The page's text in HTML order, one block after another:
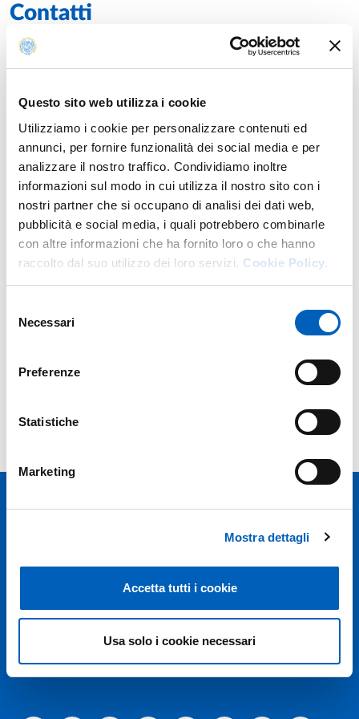
Questo sito web utilizza i cookie
Utilizziamo i cookie per personalizzare contenuti ed
annunci, per fornire funzionalità dei social media e per
analizzare il nostro traffico. Condividiamo inoltre
informazioni sul modo in cui utilizza il nostro sito con i
nostri partner che si occupano di analisi dei dati web,
pubblicità e social media, i quali potrebbero combinarle
con altre informazioni che ha fornito loro o che hanno
raccolto dal suo utilizzo dei loro servizi. Cookie Policy.
delNecessari
Preferenze
Statistiche
Marketing
Mostra dettagli
Accetta tutti i cookie
Usa solo i cookie necessari
Contatti
E. lorenzo.baraldi@unipr.it
Attività del docente
Insegnamenti
Anno accademico di erogazione: 2026/2027
ARTIFICIAL INTELLIGENCE FOR AUTOMOTIVE
Laurea magistrale inELECTRONIC ENGINEERING FOR
Modulo di
Anni precedenti
Università degli studi di Parma
Via Università, 12 - I 43121 Parma
+39 0521 902111
PEC:protocollo@pec.unipr.it